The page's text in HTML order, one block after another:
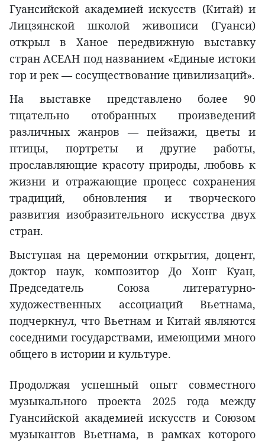
Гуансийской академией искусств (Китай) и
Лицзянской школой живописи (Гуанси)
открыл в Ханое передвижную выставку
стран АСЕАН под названием «Единые истоки
гор и рек — сосуществование цивилизаций».
На выставке представлено более 90
тщательно отобранных произведений
различных жанров — пейзажи, цветы и
птицы, портреты и другие работы,
прославляющие красоту природы, любовь к
жизни и отражающие процесс сохранения
традиций, обновления и творческого
развития изобразительного искусства двух
стран.
Выступая на церемонии открытия, доцент,
доктор наук, композитор До Хонг Куан,
Председатель Союза литературно-
художественных ассоциаций Вьетнама,
подчеркнул, что Вьетнам и Китай являются
соседними государствами, имеющими много
общего в истории и культуре.
Продолжая успешный опыт совместного
музыкального проекта 2025 года между
Гуансийской академией искусств и Союзом
музыкантов Вьетнама, в рамках которого